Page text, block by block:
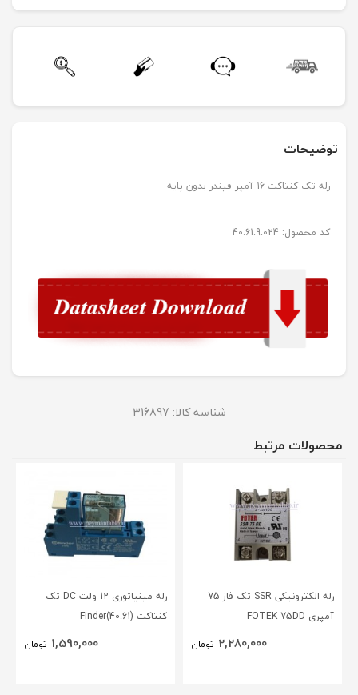
توضیحات
رله تک کنتاکت 16 آمپر فیندر بدون پایه
کد محصول: 40.61.9.024
شناسه کالا: 316897
محصولات مرتبط
رله الکترونیکی SSR تک فاز 75
آمپری FOTEK 75DD
2,280,000 تومان
رله مینیاتوری 12 ولت DC تک
کنتاکت (40.61)Finder
1,590,000 تومان